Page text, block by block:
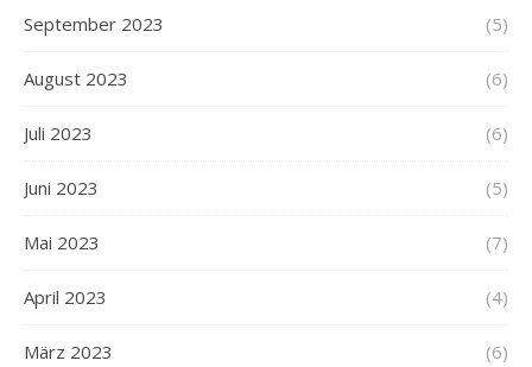
September 2023 (5)
August 2023 (6)
Juli 2023 (6)
Juni 2023 (5)
Mai 2023 (7)
April 2023 (4)
März 2023 (6)